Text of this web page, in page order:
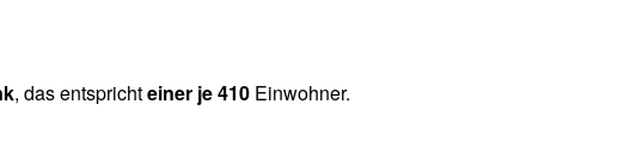
, das entsprichteiner je 410 Einwohner.